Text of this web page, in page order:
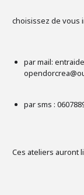
choisissez de vous
par mail:
par sms :
Ces ateliers auront